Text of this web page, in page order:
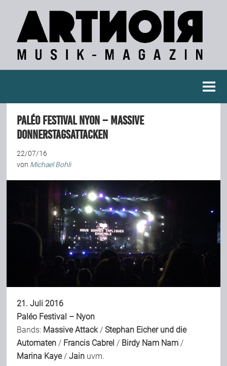
Konzertberichte
Fotoreportagen
Interviews
Weitere Berichte
Bild-Archiv
Rezensionen
Musik
Paléo Festival Nyon – Massive
Donnerstagsattacken
22/07/16
von Michael Bohli
21. Juli 2016
Paléo Festival – Nyon
Bands: Massive Attack/Stephan Eicherund die
Automaten / Francis Cabrel / Birdy Nam Nam /
Marina Kaye/Jain uvm.